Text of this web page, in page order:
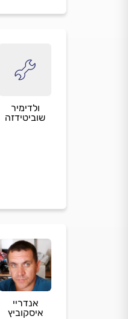
ולדימיר
שוביטידזה
אנדריי
איסקוביץ